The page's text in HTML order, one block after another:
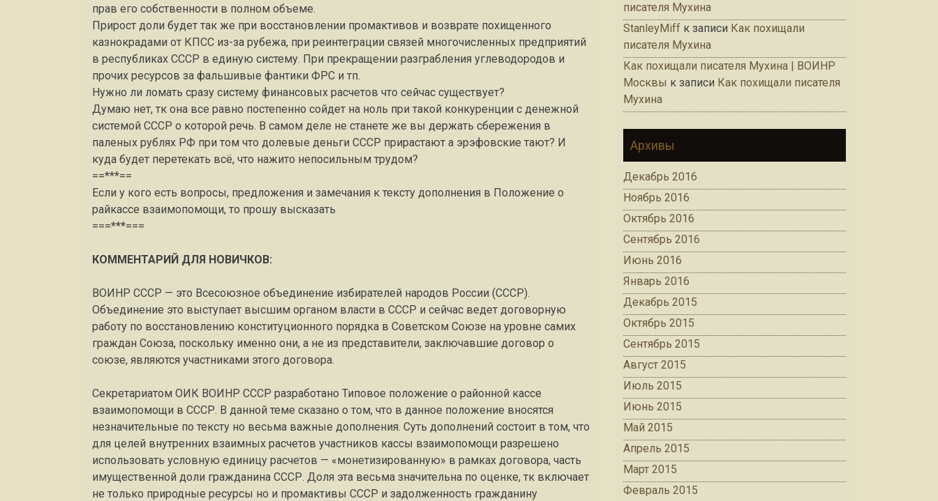
прав его собственности в полном объеме.
Прирост доли будет так же при восстановлении промактивов и возврате похищенного
казнокрадами от КПСС из-за рубежа, при реинтеграции связей многочисленных предприятий
в республиках СССР в единую систему. При прекращении разграбления углеводородов и
прочих ресурсов за фальшивые фантики ФРС и тп.
Нужно ли ломать сразу систему финансовых расчетов что сейчас существует?
Думаю нет, тк она все равно постепенно сойдет на ноль при такой конкуренции с денежной
системой СССР о которой речь. В самом деле не станете же вы держать сбережения в
паленых рублях РФ при том что долевые деньги СССР прирастают а эрэфовские тают? И
куда будет перетекать всё, что нажито непосильным трудом?
==***==
Если у кого есть вопросы, предложения и замечания к тексту дополнения в Положение о
райкассе взаимопомощи, то прошу высказать
===***===
КОММЕНТАРИЙ ДЛЯ НОВИЧКОВ:
ВОИНР СССР — это Всесоюзное объединение избирателей народов России (СССР).
Объединение это выступает высшим органом власти в СССР и сейчас ведет договорную
работу по восстановлению конституционного порядка в Советском Союзе на уровне самих
граждан Союза, поскольку именно они, а не из представители, заключавшие договор о
союзе, являются участниками этого договора.
Секретариатом ОИК ВОИНР СССР разработано Типовое положение о районной кассе
взаимопомощи в СССР. В данной теме сказано о том, что в данное положение вносятся
незначительные по тексту но весьма важные дополнения. Суть дополнений состоит в том, что
для целей внутренних взаимных расчетов участников кассы взаимопомощи разрешено
использовать условную единицу расчетов — «монетизированную» в рамках договора, часть
имущественной доли гражданина СССР. Доля эта весьма значительна по оценке, тк включает
не только природные ресурсы но и промактивы СССР и задолженность гражданину
писателя Мухина
StanleyMiff к записи Как похищали
писателя Мухина
Как похищали писателя Мухина | ВОИНР
Москвы к записи Как похищали писателя
Мухина
Архивы
Декабрь 2016
Ноябрь 2016
Октябрь 2016
Сентябрь 2016
Июнь 2016
Январь 2016
Декабрь 2015
Октябрь 2015
Сентябрь 2015
Август 2015
Июль 2015
Июнь 2015
Май 2015
Апрель 2015
Март 2015
Февраль 2015